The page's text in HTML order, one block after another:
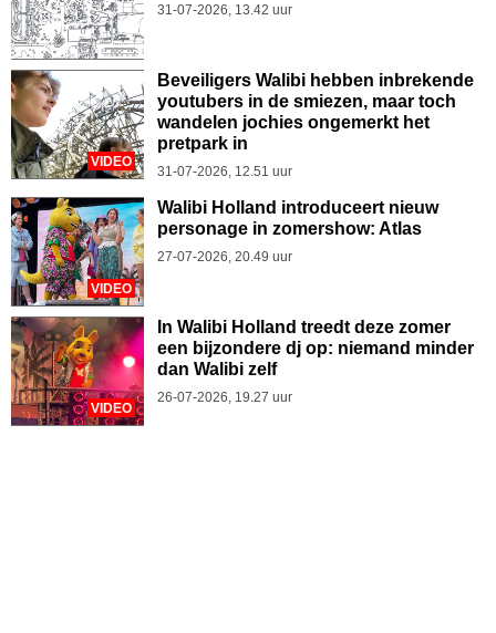
31-07-2026, 13.42 uur
VIDEO
Beveiligers Walibi hebben inbrekende
youtubers in de smiezen, maar toch
wandelen jochies ongemerkt het
pretpark in
31-07-2026, 12.51 uur
VIDEO
Walibi Holland introduceert nieuw
personage in zomershow: Atlas
27-07-2026, 20.49 uur
VIDEO
In Walibi Holland treedt deze zomer
een bijzondere dj op: niemand minder
dan Walibi zelf
26-07-2026, 19.27 uur